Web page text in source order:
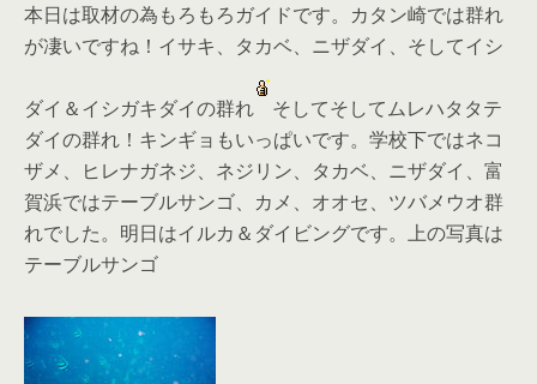
本日は取材の為もろもろガイドです。カタン崎では群れ
が凄いですね！イサキ、タカベ、ニザダイ、そしてイシ
ダイ＆イシガキダイの群れ
そしてそしてムレハタタテ
ダイの群れ！キンギョもいっぱいです。学校下ではネコ
ザメ、ヒレナガネジ、ネジリン、タカベ、ニザダイ、富
賀浜ではテーブルサンゴ、カメ、オオセ、ツバメウオ群
れでした。明日はイルカ＆ダイビングです。上の写真は
テーブルサンゴ